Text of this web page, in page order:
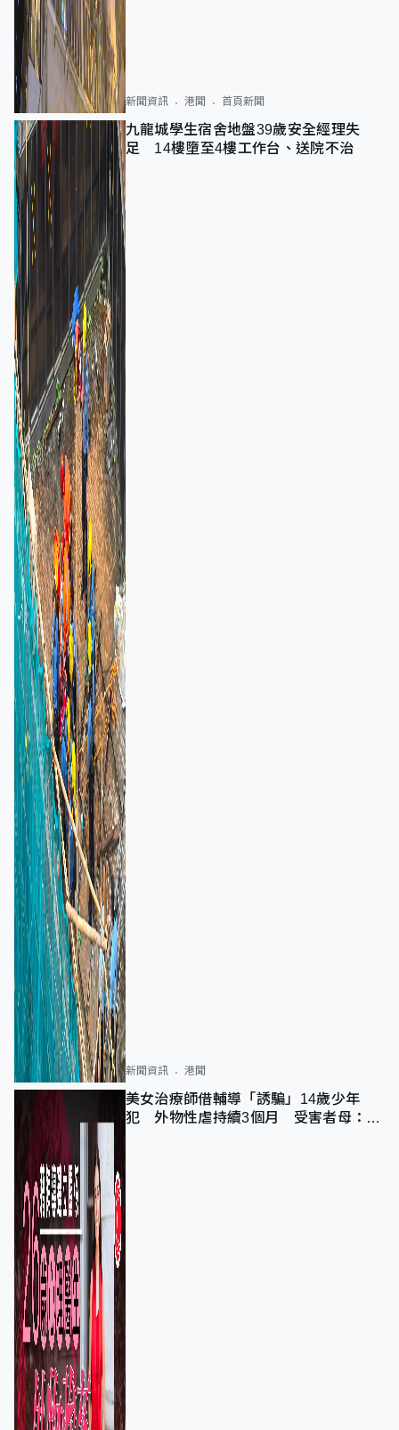
新聞資訊 港聞 首頁新聞
九龍城學生宿舍地盤39歲安全經理失
足 14樓墮至4樓工作台、送院不治
新聞資訊 港聞
美女治療師借輔導「誘騙」14歲少年
犯 外物性虐持續3個月 受害者母：要